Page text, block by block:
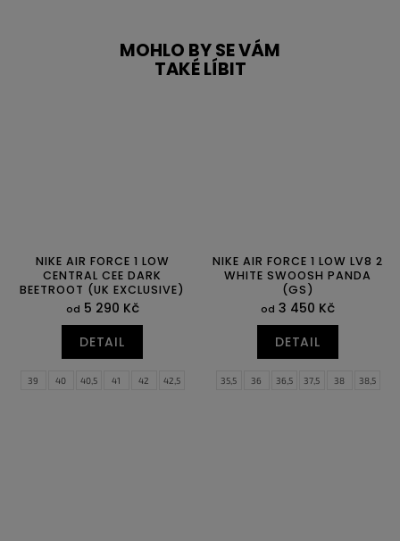
MOHLO BY SE VÁM
TAKÉ LÍBIT
NIKE AIR FORCE 1 LOW
CENTRAL CEE DARK
BEETROOT (UK EXCLUSIVE)
od 5 290 Kč
DETAIL
39 40 40,5 41 42
42,5
NIKE AIR FORCE 1 LOW LV8 2
WHITE SWOOSH PANDA
(GS)
od 3 450 Kč
DETAIL
35,5 36 36,5 37,5 38
38,5